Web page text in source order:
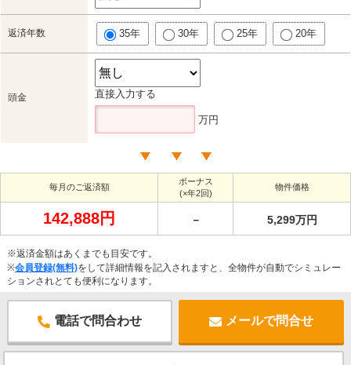
返済年数 35年 30年 25年 20年
頭金 直接入力する
万円
毎月のご返済額
ボーナス
(×年2回)
物件価格
142,888円 － 5,299万円
※返済金額はあくまでも目安です。
※会員登録(無料)をして詳細情報を記入されますと、全物件が自動でシミュレー
ションされとても便利になります。
電話で問合わせ メールで問合せ